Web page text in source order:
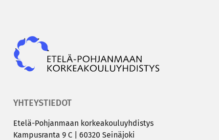
YHTEYSTIEDOT
Etelä-​Pohjanmaan kor­kea­kou­lu­yh­dis­tys
Kam­pus­ran­ta 9 C | 60320 Sei­nä­jo­ki